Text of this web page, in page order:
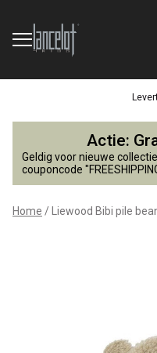
Liewood
Bibi
pile
beanie
Actie:
Geldig voor nieuwe
couponcode
Home Liewood Bibi pile